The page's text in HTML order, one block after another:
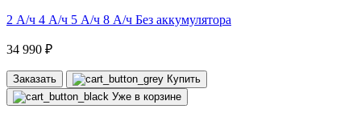
2 А/ч 4 А/ч 5 А/ч 8 А/ч Без аккумулятора
34 990 ₽
Заказать
Купить
Уже в корзине